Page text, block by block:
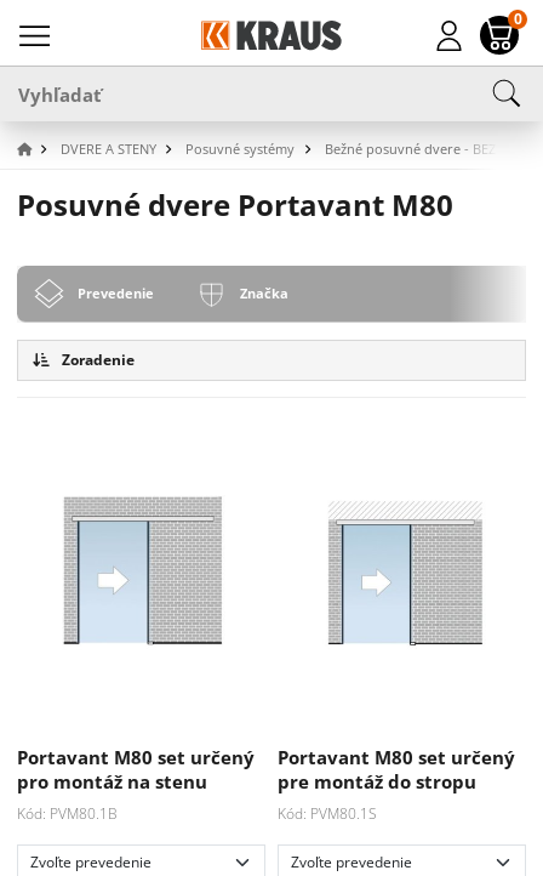
0
DVERE A STENY Posuvné systémy Bežné posuvné dvere - BEZ SKLA
Posuvné dvere Portavant M80
Prevedenie Značka
Zoradenie
Portavant M80 set určený
pro montáž na stenu
Kód: PVM80.1B
Portavant M80 set určený
pre montáž do stropu
Kód: PVM80.1S